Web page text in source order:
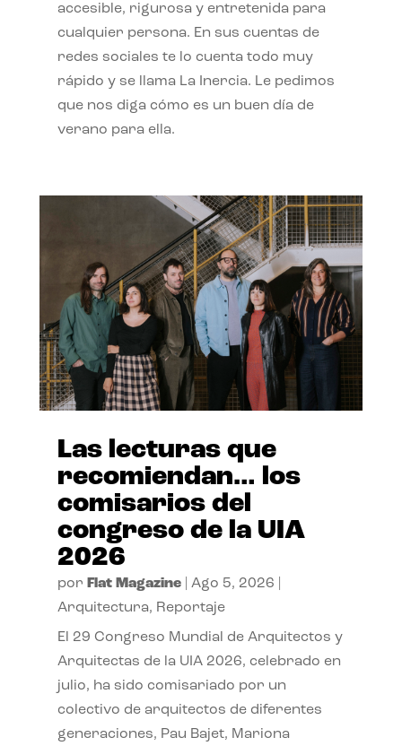
accesible, rigurosa y entretenida para
cualquier persona. En sus cuentas de
redes sociales te lo cuenta todo muy
rápido y se llama La Inercia. Le pedimos
que nos diga cómo es un buen día de
verano para ella.
Las lecturas que
recomiendan… los
comisarios del
congreso de la UIA
2026
por Flat Magazine| Ago 5, 2026
Arquitectura, Reportaje
El 29 Congreso Mundial de Arquitectos y
Arquitectas de la UIA 2026, celebrado en
julio, ha sido comisariado por un
colectivo de arquitectos de diferentes
generaciones, Pau Bajet, Mariona